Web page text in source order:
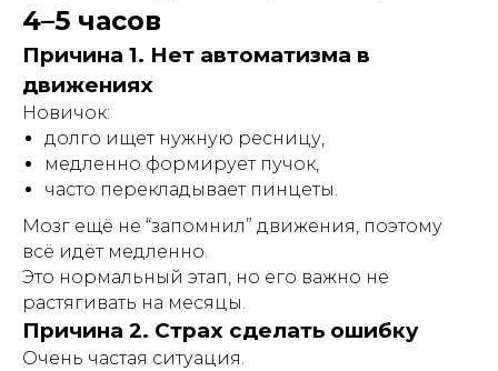
4–5 часов
Причина 1. Нет автоматизма в
движениях
Новичок:
долго ищет нужную ресницу,
медленно формирует пучок,
часто перекладывает пинцеты.
Мозг ещё не “запомнил” движения, поэтому
всё идёт медленно.
Это нормальный этап, но его важно не
растягивать на месяцы.
Причина 2. Страх сделать ошибку
Очень частая ситуация.